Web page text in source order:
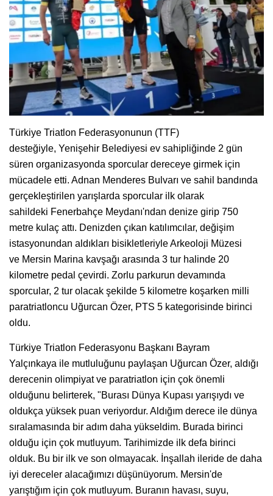
Türkiye Triatlon Federasyonunun (TTF)
desteğiyle, Yenişehir Belediyesi ev sahipliğinde 2 gün
süren organizasyonda sporcular dereceye girmek için
mücadele etti. Adnan Menderes Bulvarı ve sahil bandında
gerçekleştirilen yarışlarda sporcular ilk olarak
sahildeki Fenerbahçe Meydanı'ndan denize girip 750
metre kulaç attı. Denizden çıkan katılımcılar, değişim
istasyonundan aldıkları bisikletleriyle Arkeoloji Müzesi
ve Mersin Marina kavşağı arasında 3 tur halinde 20
kilometre pedal çevirdi. Zorlu parkurun devamında
sporcular, 2 tur olacak şekilde 5 kilometre koşarken milli
paratriatloncu Uğurcan Özer, PTS 5 kategorisinde birinci
oldu.
Türkiye Triatlon Federasyonu Başkanı Bayram
Yalçınkaya ile mutluluğunu paylaşan Uğurcan Özer, aldığı
derecenin olimpiyat ve paratriatlon için çok önemli
olduğunu belirterek, "Burası Dünya Kupası yarışıydı ve
oldukça yüksek puan veriyordur. Aldığım derece ile dünya
sıralamasında bir adım daha yükseldim. Burada birinci
olduğu için çok mutluyum. Tarihimizde ilk defa birinci
olduk. Bu bir ilk ve son olmayacak. İnşallah ileride de daha
iyi dereceler alacağımızı düşünüyorum. Mersin'de
yarıştığım için çok mutluyum. Buranın havası, suyu,